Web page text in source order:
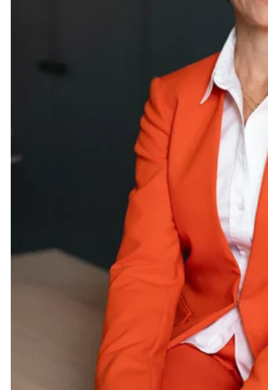
Mit unserer holistischen Finanzarchitektur setzen wir
Unternehmensgruppe. Sie bedienen unterschiedliche
Projektentwicklung und Finanzierung von Immobilien,
ermöglichen sie eine lückenlose Wertschöpfung über